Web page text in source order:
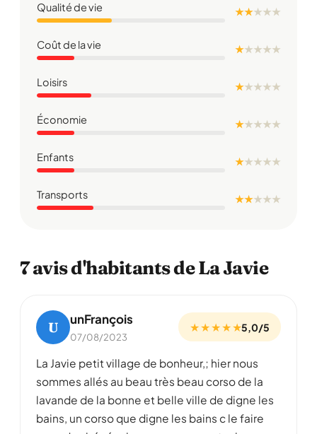
Qualité de vie ★ ★★★★
Coût de la vie ★★★★★
Loisirs ★★★★★
Économie ★★★★★
Enfants ★★★★★
Transports ★ ★★★★
7 avis d'habitants de La Javie
U unFrançois
07/08/2023
★ ★ ★ ★ ★5,0/5
La Javie petit village de bonheur,; hier nous
sommes allés au beau très beau corso de la
lavande de la bonne et belle ville de digne les
bains, un corso que digne les bains c le faire